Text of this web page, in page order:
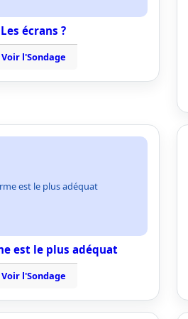
Les écrans ?
Voir l'Sondage
est le plus adéquat
est le plus adéquat
Voir l'Sondage